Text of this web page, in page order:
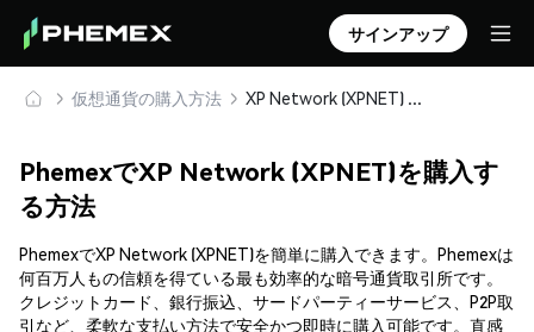
サインアップ
仮想通貨の購入方法 XP Network (XPNET) を安全に購入・保管
PhemexでXP Network (XPNET)を購入す
る方法
PhemexでXP Network (XPNET)を簡単に購入できます。Phemexは
何百万人もの信頼を得ている最も効率的な暗号通貨取引所です。
クレジットカード、銀行振込、サードパーティーサービス、P2P取
引など、柔軟な支払い方法で安全かつ即時に購入可能です。直感